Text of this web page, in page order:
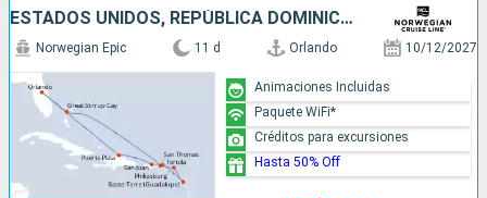
ESTADOS UNIDOS, REPÚBLICA DOMINICANA, PUERTO RICO, SAN MARTÍN, BAHAMAS
Norwegian Epic 11 d Orlando 10/12/2027
Animaciones Incluidas
Paquete WiFi*
Créditos para excursiones
Hasta 50% Off